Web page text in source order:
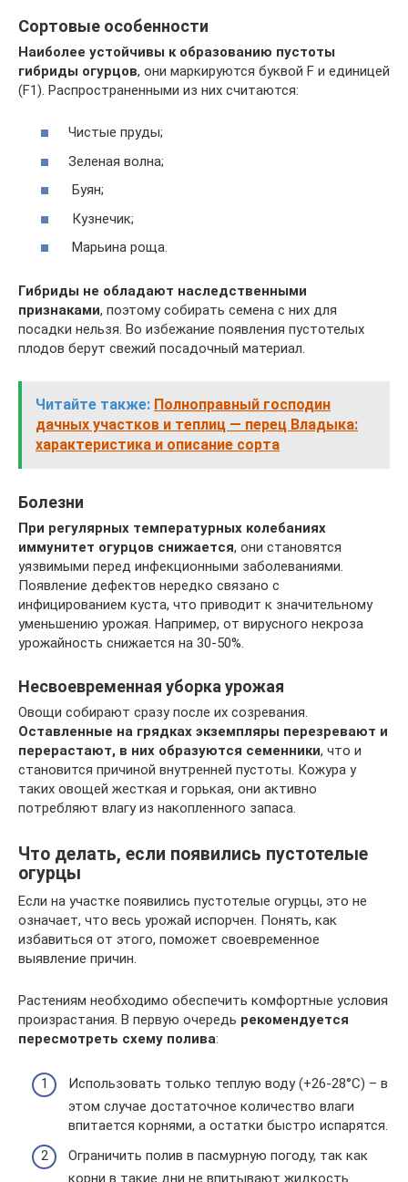
Сортовые особенности
Наиболее устойчивы к образованию пустоты
гибриды огурцов, они маркируются буквой F и единицей
(F1). Распространенными из них считаются:
Чистые пруды;
Зеленая волна;
Буян;
Кузнечик;
Марьина роща.
Гибриды не обладают наследственными
признаками, поэтому собирать семена с них для
посадки нельзя. Во избежание появления пустотелых
плодов берут свежий посадочный материал.
Читайте также: Полноправный господин
дачных участков и теплиц — перец Владыка:
характеристика и описание сорта
Болезни
При регулярных температурных колебаниях
иммунитет огурцов снижается, они становятся
уязвимыми перед инфекционными заболеваниями.
Появление дефектов нередко связано с
инфицированием куста, что приводит к значительному
уменьшению урожая. Например, от вирусного некроза
урожайность снижается на 30-50%.
Несвоевременная уборка урожая
Овощи собирают сразу после их созревания.
Оставленные на грядках экземпляры перезревают и
перерастают, в них образуются семенники, что и
становится причиной внутренней пустоты. Кожура у
таких овощей жесткая и горькая, они активно
потребляют влагу из накопленного запаса.
Что делать, если появились пустотелые
огурцы
Если на участке появились пустотелые огурцы, это не
означает, что весь урожай испорчен. Понять, как
избавиться от этого, поможет своевременное
выявление причин.
Растениям необходимо обеспечить комфортные условия
произрастания. В первую очередь рекомендуется
пересмотреть схему полива:
Использовать только теплую воду (+26-28°С) – в
этом случае достаточное количество влаги
впитается корнями, а остатки быстро испарятся.
Ограничить полив в пасмурную погоду, так как
корни в такие дни не впитывают жидкость.